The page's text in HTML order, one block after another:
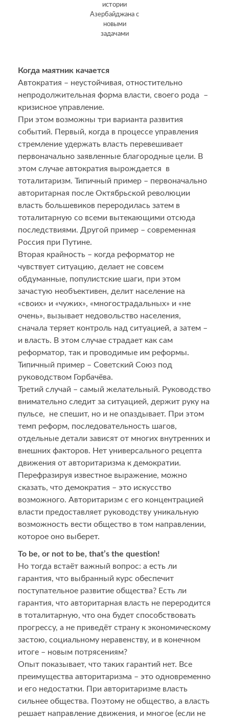
истории
Азербайджана с
новыми
задачами
Когда маятник качается
Автократия – неустойчивая, отностительно
непродолжительная форма власти, своего рода –
кризисное управление.
При этом возможны три варианта развития
событий. Первый, когда в процессе управления
стремление удержать власть перевешивает
первоначально заявленные благородные цели. В
этом случае автократия вырождается в
тоталитаризм. Типичный пример – первоначально
авторитарная после Октябрьской революции
власть большевиков переродилась затем в
тоталитарную со всеми вытекающими отсюда
последствиями. Другой пример – современная
Россия при Путине.
Вторая крайность – когда реформатор не
чувствует ситуацию, делает не совсем
обдуманные, популистские шаги, при этом
зачастую необъективен, делит население на
«своих» и «чужих», «многострадальных» и «не
очень», вызывает недовольство населения,
сначала теряет контроль над ситуацией, а затем –
и власть. В этом случае страдает как сам
реформатор, так и проводимые им реформы.
Типичный пример – Советский Союз под
руководством Горбачёва.
Третий случай – самый желательный. Руководство
внимательно следит за ситуацией, держит руку на
пульсе, не спешит, но и не опаздывает. При этом
темп реформ, последовательность шагов,
отдельные детали зависят от многих внутренних и
внешних факторов. Нет универсального рецепта
движения от авторитаризма к демократии.
Перефразируя известное выражение, можно
сказать, что демократия – это искусство
возможного. Авторитаризм с его концентрацией
власти предоставляет руководству уникальную
возможность вести общество в том направлении,
которое оно выберет.
To be, or not to be, that’s the question!
Но тогда встаёт важный вопрос: а есть ли
гарантия, что выбранный курс обеспечит
поступательное развитие общества? Есть ли
гарантия, что авторитарная власть не переродится
в тоталитарную, что она будет способствовать
прогрессу, а не приведёт страну к экономическому
застою, социальному неравенству, и в конечном
итоге – новым потрясениям?
Опыт показывает, что таких гарантий нет. Все
преимущества авторитаризма – это одновременно
и его недостатки. При авторитаризме власть
сильнее общества. Поэтому не общество, а власть
решает направление движения, и многое (если не